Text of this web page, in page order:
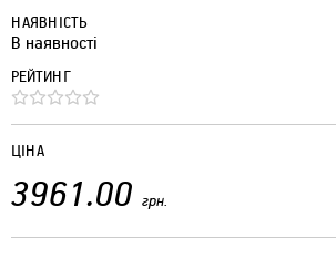
НАЯВНІСТЬ
В наявності
РЕЙТИНГ
ЦІНА
3961.00 грн.